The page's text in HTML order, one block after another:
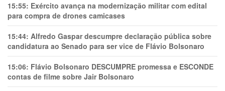
15:55: Exército avança na modernização militar com edital
para compra de drones camicases
15:44: Alfredo Gaspar descumpre declaração pública sobre
candidatura ao Senado para ser vice de Flávio Bolsonaro
15:06: Flávio Bolsonaro DESCUMPRE promessa e ESCONDE
contas de filme sobre Jair Bolsonaro